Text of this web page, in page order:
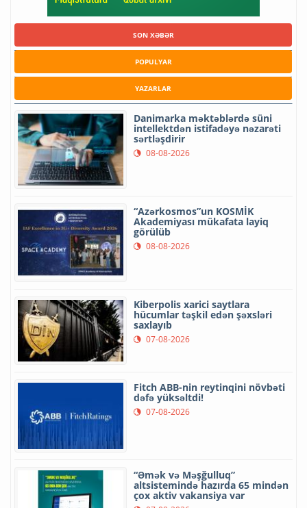
SON XƏBƏR
POPULYAR
YAZARLAR
Danimarka məktəblərdə süni
intellektdən istifadəyə nəzarəti
sərtləşdirir
08-08-2026
“Azərkosmos”un KOSMİK
Akademiyası mükafata layiq
görülüb
08-08-2026
Kiberpolis xarici saytlara
hücumlar təşkil edən şəxsləri
saxlayıb
07-08-2026
Fitch ABB-nin reytinqini növbəti
dəfə yüksəltdi!
07-08-2026
“Əmək və Məşğulluq”
altsistemində hazırda 65 mindən
çox aktiv vakansiya var